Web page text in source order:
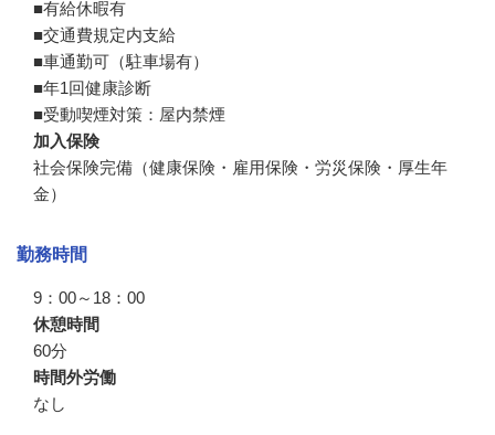
■有給休暇有
■交通費規定内支給
■車通勤可（駐車場有）
■年1回健康診断
■受動喫煙対策：屋内禁煙
加入保険
社会保険完備（健康保険・雇用保険・労災保険・厚生年
金）
勤務時間
9：00～18：00
休憩時間
60分
時間外労働
なし